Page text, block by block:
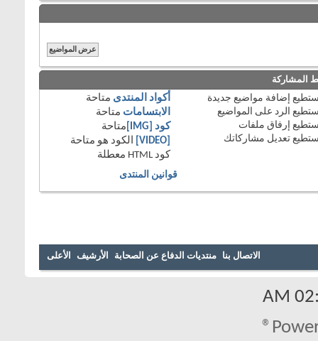
المشاركة
إضافة مواضيع جديدة
الرد على المواضيع
إرفاق ملفات
تعديل مشاركاتك
أكواد المنتدى متاحة
الابتسامات متاحة
كود [IMG]
متاحة
الكود هو متاحة
كود HTML
معطلة
قوانين المنتدى
الاتصال بنا منتديات الدفاع عن الصحابة الأرشيف الأعلى